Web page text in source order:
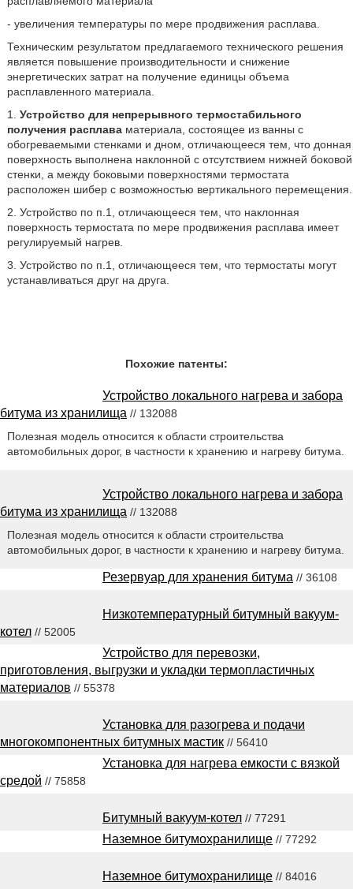
- увеличения температуры по мере продвижения расплава.
Техническим результатом предлагаемого технического решения
является повышение производительности и снижение
энергетических затрат на получение единицы объема
расплавленного материала.
1. Устройство для непрерывного термостабильного
получения расплаваматериала, состоящее из ванны с
обогреваемыми стенками и дном, отличающееся тем, что донная
поверхность выполнена наклонной с отсутствием нижней боковой
стенки, а между боковыми поверхностями термостата
расположен шибер с возможностью вертикального перемещения.
2. Устройство по п.1, отличающееся тем, что наклонная
поверхность термостата по мере продвижения расплава имеет
регулируемый нагрев.
3. Устройство по п.1, отличающееся тем, что термостаты могут
устанавливаться друг на друга.
Похожие патенты:
Устройство локального нагрева и забора
битума из хранилища // 132088
Полезная модель относится к области строительства
автомобильных дорог, в частности к хранению и нагреву битума.
Устройство локального нагрева и забора
битума из хранилища // 132088
Полезная модель относится к области строительства
автомобильных дорог, в частности к хранению и нагреву битума.
Резервуар для хранения битума // 36108
Низкотемпературный битумный вакуум-
котел // 52005
Устройство для перевозки,
приготовления, выгрузки и укладки термопластичных
материалов // 55378
Установка для разогрева и подачи
многокомпонентных битумных мастик // 56410
Установка для нагрева емкости с вязкой
средой // 75858
Битумный вакуум-котел // 77291
Наземное битумохранилище // 77292
Наземное битумохранилище // 84016